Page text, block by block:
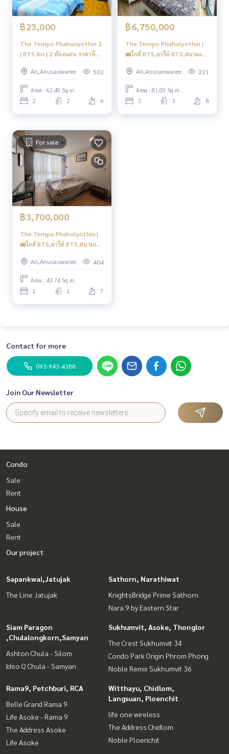
฿23,000
The Tempo Phahonyothin 2
| BTS Ari | 2 ห้องนอน ราคาดี
Ari,Anusaowaree
502
Area : 62.40 Sq.m.
2 2 6
฿6,750,000
The Tempo Phaholyothin |
🚝ใกล้ BTS,อารีย์ BTS,สนามเป้า
Ari,Anusaowaree
221
Area : 81.00 Sq.m.
3 3 8
For sale
฿3,700,000
The Tempo Phaholyothin |
🚝ใกล้ BTS,อารีย์ BTS,สนามเป้า
Ari,Anusaowaree
404
Area : 43.74 Sq.m.
1 1 7
Contact for more
093-943-4388
Join Our Newsletter
Condo
Sale
Rent
House
Sale
Rent
Our project
Sapankwai,Jatujak
The Line Jatujak
Sathorn, Narathiwat
KnightsBridge Prime Sathorn
Nara 9 by Eastern Star
Siam Paragon
,Chulalongkorn,Samyan
Ashton Chula - Silom
Ideo Q Chula - Samyan
Sukhumvit, Asoke, Thonglor
The Crest Sukhumvit 34
Condo Park Origin Phrom Phong
Noble Remix Sukhumvit 36
Rama9, Petchburi, RCA
Belle Grand Rama 9
Life Asoke - Rama 9
The Address Asoke
Life Asoke
Witthayu, Chidlom,
Langsuan, Ploenchit
life one wireless
The Address Chidlom
Noble Ploenchit